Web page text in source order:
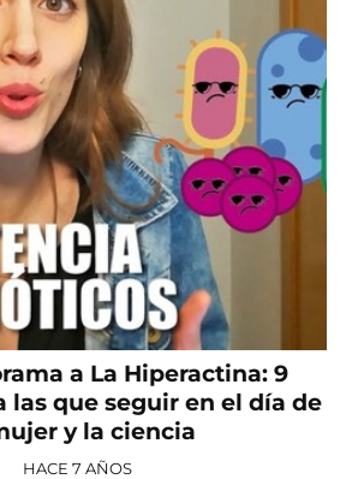
a La Hiperactina: 9
las que seguir en el día de
y la ciencia
HACE 7 AÑOS